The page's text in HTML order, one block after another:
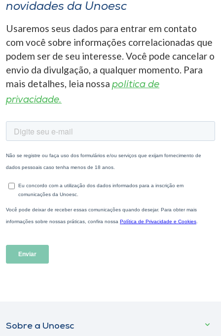
novidades da Unoesc
Usaremos seus dados para entrar em contato
com você sobre informações correlacionadas que
podem ser de seu interesse. Você pode cancelar o
envio da divulgação, a qualquer momento. Para
mais detalhes, leia nossa política de
privacidade.
Sobre a Unoesc